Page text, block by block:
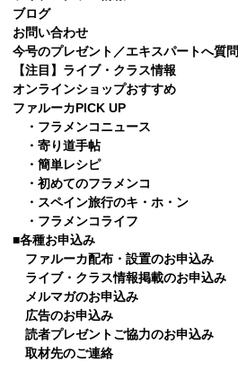
ブログ
お問い合わせ
今号のプレゼント／エキスパートへ質問
【注目】ライブ・クラス情報
オンラインショップおすすめ
ファルーカPICK UP
・フラメンコニュース
・寄り道手帖
・簡単レシピ
・初めてのフラメンコ
・スペイン旅行のキ・ホ・ン
・フラメンコライフ
■各種お申込み
ファルーカ配布・設置のお申込み
ライブ・クラス情報掲載のお申込み
メルマガのお申込み
広告のお申込み
読者プレゼントご協力のお申込み
取材先のご連絡